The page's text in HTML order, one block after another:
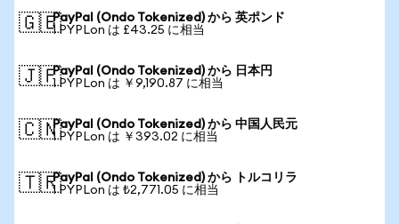
🇬🇧PayPal (Ondo Tokenized) から 英ポンド
1 PYPLon は £43.25 に相当
🇯🇵PayPal (Ondo Tokenized) から 日本円
1 PYPLon は ￥9,190.87 に相当
🇨🇳PayPal (Ondo Tokenized) から 中国人民元
1 PYPLon は ￥393.02 に相当
🇹🇷PayPal (Ondo Tokenized) から トルコリラ
1 PYPLon は ₺2,771.05 に相当